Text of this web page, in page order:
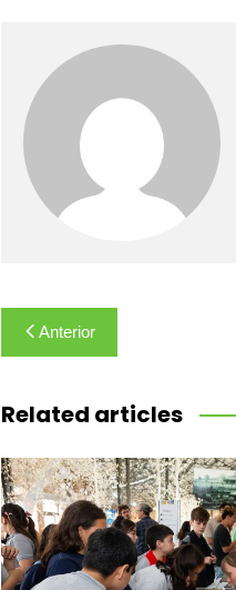
Navegación
de
entradas
Anterior
Related articles